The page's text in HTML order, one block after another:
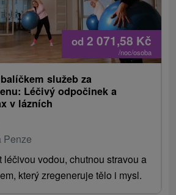
od 2 071,58 Kč
/noc/osoba
služeb za
Léčivý odpočinek a
v lázních
Penze
léčivou vodou, chutnou stravou a
který zregeneruje tělo i mysl.